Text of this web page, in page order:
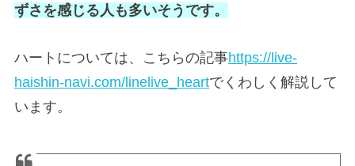
ずさを感じる人も多いそうです。
ハートについては、こちらの記事https://live-
haishin-navi.com/linelive_heartでくわしく解説して
います。